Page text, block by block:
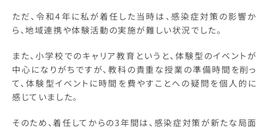
ただ、令和4年に私が着任した当時は、感染症対策の影響か
ら、地域連携や体験活動の実施が難しい状況でした。
また、小学校でのキャリア教育というと、体験型のイベントが
中心になりがちですが、教科の貴重な授業の準備時間を削っ
て、体験型イベントに時間を費やすことへの疑問を個人的に
感じていました。
そのため、着任してからの3年間は、感染症対策が新たな局面